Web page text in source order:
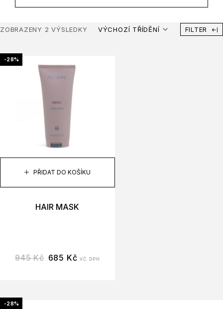
ZOBRAZENY 2 VÝSLEDKY VÝCHOZÍ TŘÍDĚNÍ FILTER
-28%
PŘIDAT DO KOŠÍKU
HAIR MASK
945Kč 685 Kč VČ. DPH
-28%